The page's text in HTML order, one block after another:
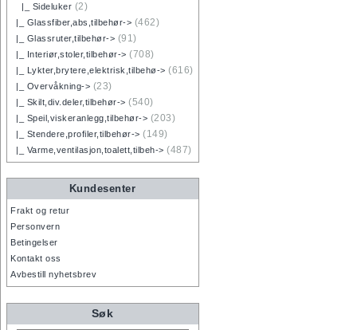
|_ Sideluker (2)
|_ Glassfiber,abs,tilbehør-> (462)
|_ Glassruter,tilbehør-> (91)
|_ Interiør,stoler,tilbehør-> (708)
|_ Lykter,brytere,elektrisk,tilbehø-> (616)
|_ Overvåkning-> (23)
|_ Skilt,div.deler,tilbehør-> (540)
|_ Speil,viskeranlegg,tilbehør-> (203)
|_ Stendere,profiler,tilbehør-> (149)
|_ Varme,ventilasjon,toalett,tilbeh-> (487)
Kundesenter
Frakt og retur
Personvern
Betingelser
Kontakt oss
Avbestill nyhetsbrev
Søk